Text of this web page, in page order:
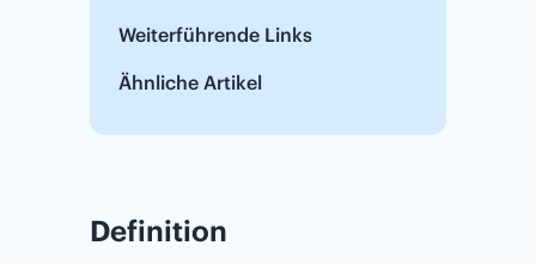
Weiterführende Links
Ähnliche Artikel
Definition